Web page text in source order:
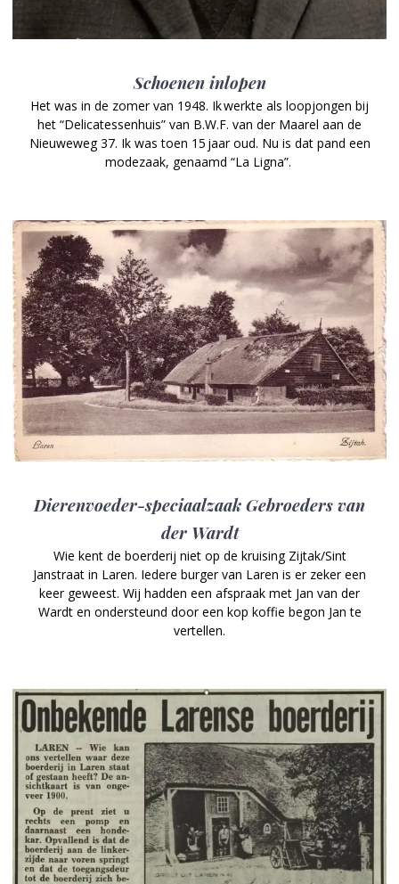
Schoenen inlopen
Het was in de zomer van 1948. Ik werkte als loopjongen bij
het “­Delicatessenhuis” van B.W.F. van der Maarel aan de
Nieuweweg 37. Ik was toen 15 jaar oud. Nu is dat pand een
modezaak, genaamd “La Ligna”.
Dierenvoeder-speciaalzaak Gebroeders van
der Wardt
Wie kent de boerderij niet op de kruising Zijtak/Sint
Janstraat in Laren. Iedere burger van Laren is er zeker een
keer geweest. Wij hadden een afspraak met Jan van der
Wardt en ondersteund door een kop koffie begon Jan te
vertellen.